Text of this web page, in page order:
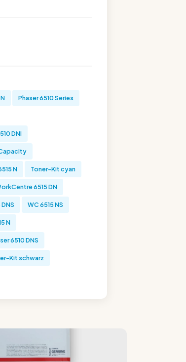
Phaser 6510 Series
DNI
N Toner-Kit cyan
6515 DN
WC 6515 NS
N
6510 DNS
Kit schwarz